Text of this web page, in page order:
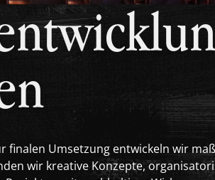
finalen Umsetzung entwickeln wir
wir kreative Konzepte,